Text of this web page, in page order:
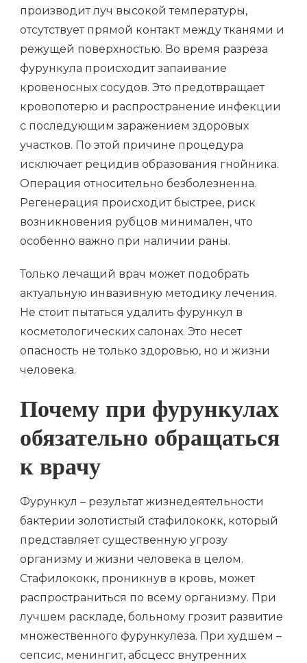
производит луч высокой температуры,
отсутствует прямой контакт между тканями и
режущей поверхностью. Во время разреза
фурункула происходит запаивание
кровеносных сосудов. Это предотвращает
кровопотерю и распространение инфекции
с последующим заражением здоровых
участков. По этой причине процедура
исключает рецидив образования гнойника.
Операция относительно безболезненна.
Регенерация происходит быстрее, риск
возникновения рубцов минимален, что
особенно важно при наличии раны.
Только лечащий врач может подобрать
актуальную инвазивную методику лечения.
Не стоит пытаться удалить фурункул в
косметологических салонах. Это несет
опасность не только здоровью, но и жизни
человека.
Почему при фурункулах
обязательно обращаться
к врачу
Фурункул – результат жизнедеятельности
бактерии золотистый стафилококк, который
представляет существенную угрозу
организму и жизни человека в целом.
Стафилококк, проникнув в кровь, может
распространиться по всему организму. При
лучшем раскладе, больному грозит развитие
множественного фурункулеза. При худшем –
сепсис, менингит, абсцесс внутренних